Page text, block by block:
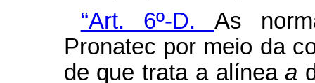
“Art. 6º-D. As
Pronatec por meio da
de que trata a alíneaa